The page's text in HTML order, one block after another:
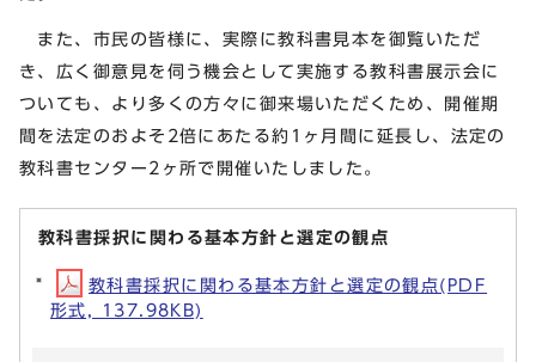
また、市民の皆様に、実際に教科書見本を御覧いただ
き、広く御意見を伺う機会として実施する教科書展示会に
ついても、より多くの方々に御来場いただくため、開催期
間を法定のおよそ2倍にあたる約1ヶ月間に延長し、法定の
教科書センター2ヶ所で開催いたしました。
教科書採択に関わる基本方針と選定の観点
教科書採択に関わる基本方針と選定の観点(PDF
形式, 137.98KB)